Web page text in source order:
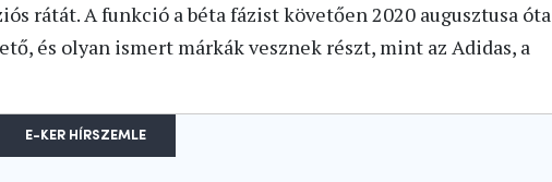
rátát. A funkció a béta fázist követően 2020 augusztusa óta
és olyan ismert márkák vesznek részt, mint az Adidas, a
E-KER HÍRSZEMLE